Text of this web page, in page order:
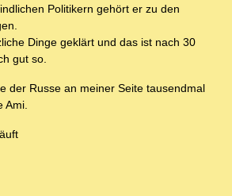
Politikern gehört er zu den
Dinge geklärt und das ist nach 30
gut so.
der Russe an meiner Seite tausendmal
Ami.